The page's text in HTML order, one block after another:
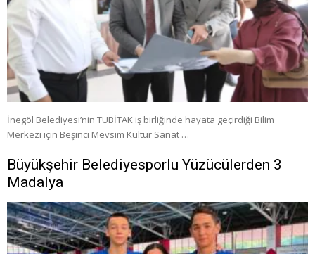
İnegöl Belediyesi’nin TÜBİTAK iş birliğinde hayata geçirdiği Bilim
Merkezi için Beşinci Mevsim Kültür Sanat …
Büyükşehir Belediyesporlu Yüzücülerden 3
Madalya